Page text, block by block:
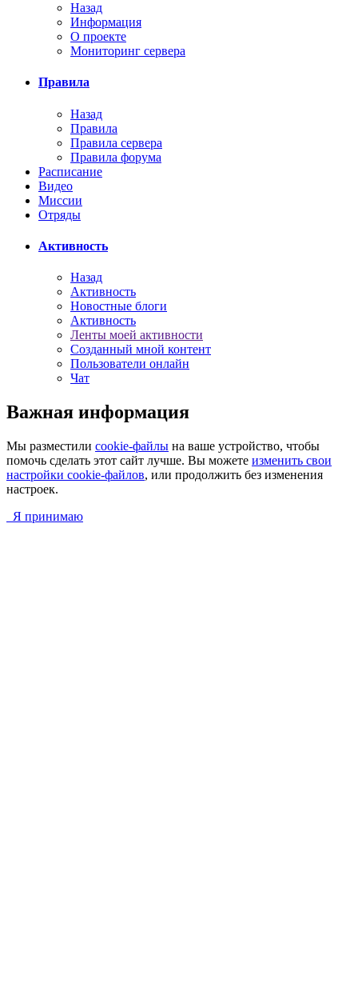
Назад
Информация
О проекте
Мониторинг сервера
Правила
Назад
Правила
Правила сервера
Правила форума
Расписание
Видео
Миссии
Отряды
Активность
Назад
Активность
Новостные блоги
Активность
Ленты моей активности
Созданный мной контент
Пользователи онлайн
Чат
Важная информация
Мы разместили cookie-файлы на ваше устройство, чтобы
помочь сделать этот сайт лучше. Вы можете изменить свои
настройки cookie-файлов, или продолжить без изменения
настроек.
Я принимаю